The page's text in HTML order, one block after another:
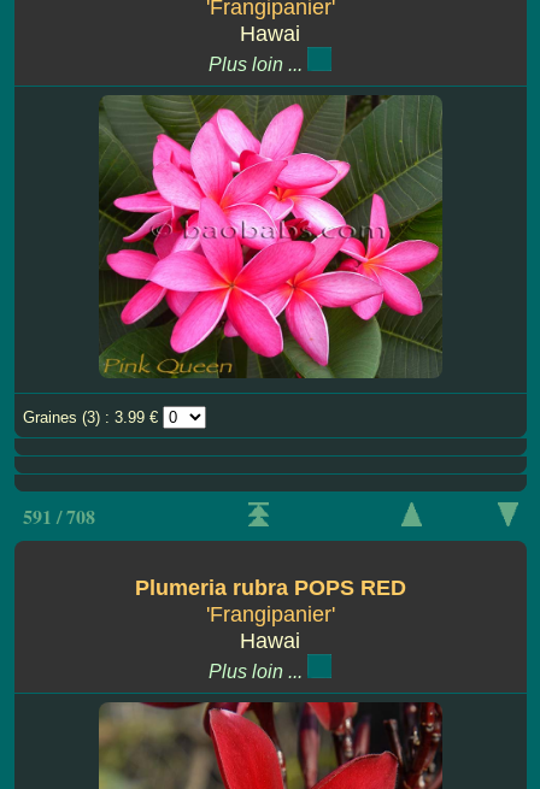
'Frangipanier'
Hawai
Plus loin ...
Graines (3) : 3.99 €
591 / 708
Plumeria rubra POPS RED
'Frangipanier'
Hawai
Plus loin ...